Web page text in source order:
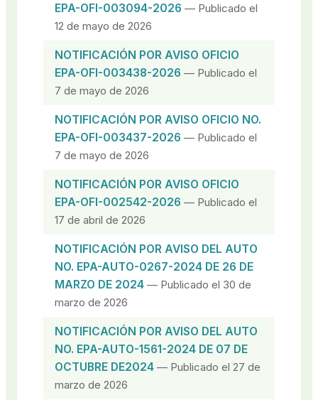
EPA-OFI-003094-2026 — Publicado el
12 de mayo de 2026
NOTIFICACIÓN POR AVISO OFICIO
EPA-OFI-003438-2026 — Publicado el
7 de mayo de 2026
NOTIFICACIÓN POR AVISO OFICIO NO.
EPA-OFI-003437-2026 — Publicado el
7 de mayo de 2026
NOTIFICACIÓN POR AVISO OFICIO
EPA-OFI-002542-2026 — Publicado el
17 de abril de 2026
NOTIFICACIÓN POR AVISO DEL AUTO
NO. EPA-AUTO-0267-2024 DE 26 DE
MARZO DE 2024 — Publicado el 30 de
marzo de 2026
NOTIFICACIÓN POR AVISO DEL AUTO
NO. EPA-AUTO-1561-2024 DE 07 DE
OCTUBRE DE2024 — Publicado el 27 de
marzo de 2026